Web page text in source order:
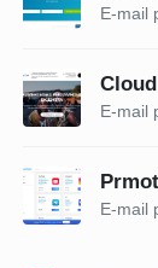
E-mail
E-mail
E-mail